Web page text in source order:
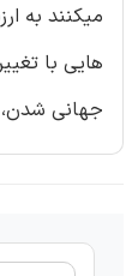
میکنند به
هایی با
جهانی شدن،